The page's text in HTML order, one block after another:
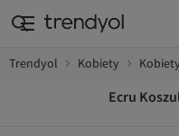
Trendyol Kobiety
Ecru